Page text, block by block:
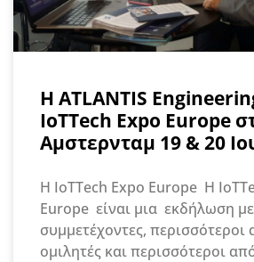
H ATLANTIS
IoTTech Expo Europe
Αμστερνταμ 19 & 20
Η IoTTech Expo Europe Η
Europe είναι μια εκδήλωση
συμμετέχοντες, περισσότεροι
ομιλητές και περισσότεροι